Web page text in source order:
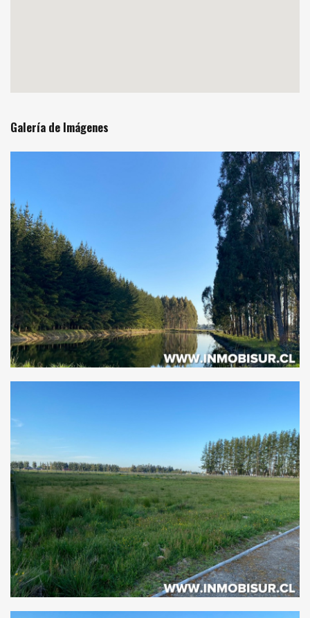
Galería de Imágenes